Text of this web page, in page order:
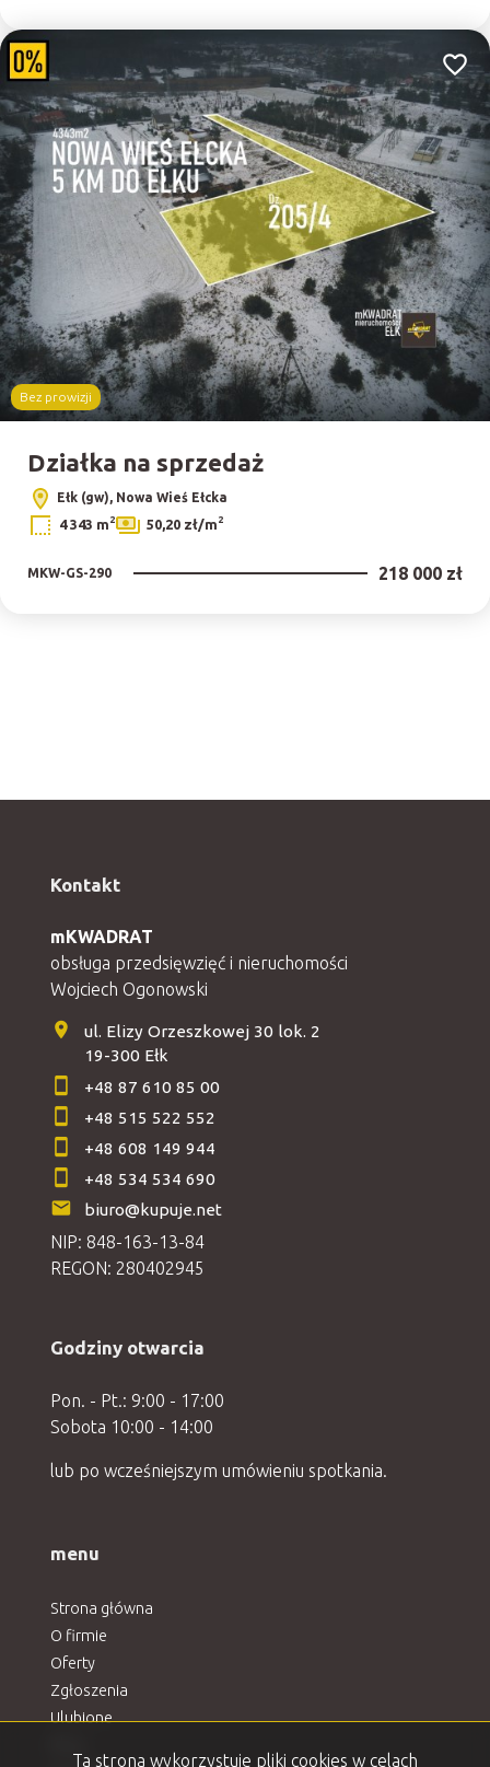
Bez prowizji
Działka na sprzedaż
Ełk (gw), Nowa Wieś Ełcka
4 343 m2 50,20 zł/m2
MKW-GS-290 218 000 zł
Kontakt
mKWADRAT
obsługa przedsięwzięć i nieruchomości
Wojciech Ogonowski
ul. Elizy Orzeszkowej 30 lok. 2
19-300 Ełk
+48 87 610 85 00
+48 515 522 552
+48 608 149 944
+48 534 534 690
biuro@kupuje.net
NIP: 848-163-13-84
REGON: 280402945
Godziny otwarcia
Pon. - Pt.: 9:00 - 17:00
Sobota 10:00 - 14:00
lub po wcześniejszym umówieniu spotkania.
menu
Strona główna
O firmie
Oferty
Zgłoszenia
Ulubione
Ta strona wykorzystuje pliki cookies w celach